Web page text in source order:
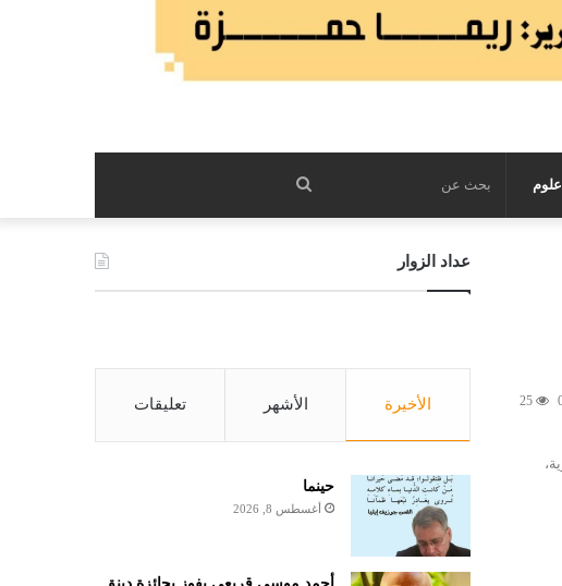
علوم بحث
25
عداد الزوار
الأخيرة الأشهر تعليقات
حينما
أغسطس 8, 2026